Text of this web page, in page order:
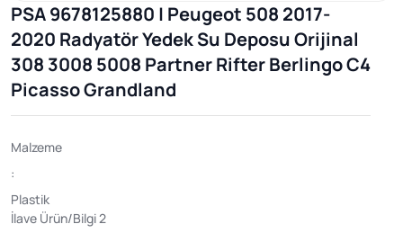
PSA 9678125880 | Peugeot 508 2017-
2020 Radyatör Yedek Su Deposu Orijinal
308 3008 5008 Partner Rifter Berlingo C4
Picasso Grandland
Malzeme
:
Plastik
İlave Ürün/Bilgi 2